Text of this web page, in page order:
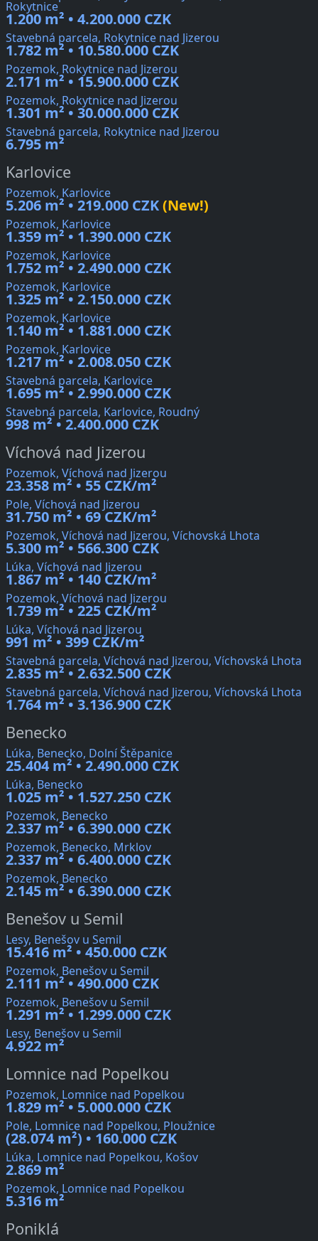
Rokytnice
1.200 m² • 4.200.000 CZK
Stavebná parcela, Rokytnice nad Jizerou
1.782 m² • 10.580.000 CZK
Pozemok, Rokytnice nad Jizerou
2.171 m² • 15.900.000 CZK
Pozemok, Rokytnice nad Jizerou
1.301 m² • 30.000.000 CZK
Stavebná parcela, Rokytnice nad Jizerou
6.795 m²
Karlovice
Pozemok, Karlovice
5.206 m² • 219.000 CZK(New!)
Pozemok, Karlovice
1.359 m² • 1.390.000 CZK
Pozemok, Karlovice
1.752 m² • 2.490.000 CZK
Pozemok, Karlovice
1.325 m² • 2.150.000 CZK
Pozemok, Karlovice
1.140 m² • 1.881.000 CZK
Pozemok, Karlovice
1.217 m² • 2.008.050 CZK
Stavebná parcela, Karlovice
1.695 m² • 2.990.000 CZK
Stavebná parcela, Karlovice, Roudný
998 m² • 2.400.000 CZK
Víchová nad Jizerou
Pozemok, Víchová nad Jizerou
23.358 m² • 55 CZK/m²
Pole, Víchová nad Jizerou
31.750 m² • 69 CZK/m²
Pozemok, Víchová nad Jizerou, Víchovská Lhota
5.300 m² • 566.300 CZK
Lúka, Víchová nad Jizerou
1.867 m² • 140 CZK/m²
Pozemok, Víchová nad Jizerou
1.739 m² • 225 CZK/m²
Lúka, Víchová nad Jizerou
991 m² • 399 CZK/m²
Stavebná parcela, Víchová nad Jizerou, Víchovská Lhota
2.835 m² • 2.632.500 CZK
Stavebná parcela, Víchová nad Jizerou, Víchovská Lhota
1.764 m² • 3.136.900 CZK
Benecko
Lúka, Benecko, Dolní Štěpanice
25.404 m² • 2.490.000 CZK
Lúka, Benecko
1.025 m² • 1.527.250 CZK
Pozemok, Benecko
2.337 m² • 6.390.000 CZK
Pozemok, Benecko, Mrklov
2.337 m² • 6.400.000 CZK
Pozemok, Benecko
2.145 m² • 6.390.000 CZK
Benešov u Semil
Lesy, Benešov u Semil
15.416 m² • 450.000 CZK
Pozemok, Benešov u Semil
2.111 m² • 490.000 CZK
Pozemok, Benešov u Semil
1.291 m² • 1.299.000 CZK
Lesy, Benešov u Semil
4.922 m²
Lomnice nad Popelkou
Pozemok, Lomnice nad Popelkou
1.829 m² • 5.000.000 CZK
Pole, Lomnice nad Popelkou, Ploužnice
(28.074 m²) • 160.000 CZK
Lúka, Lomnice nad Popelkou, Košov
2.869 m²
Pozemok, Lomnice nad Popelkou
5.316 m²
Poniklá